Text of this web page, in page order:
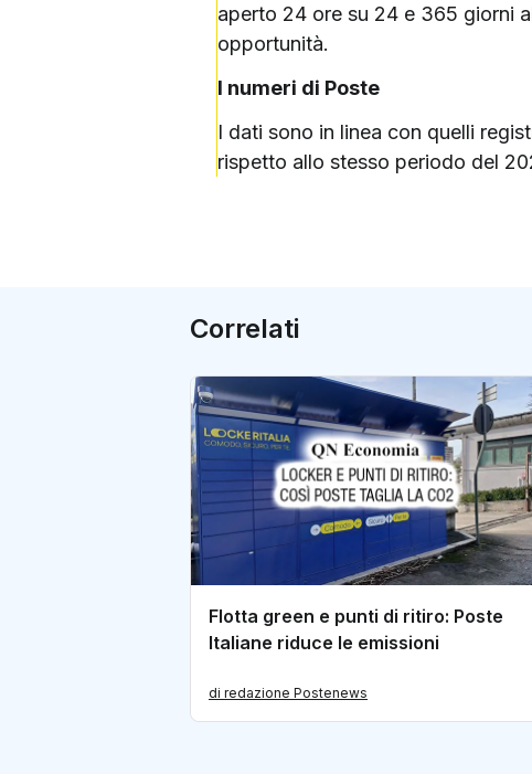
aperto 24 ore su 24 e 365 giorni
opportunità.
I numeri di Poste
I dati sono in linea con quelli
rispetto allo stesso periodo del
Correlati
Flotta green e punti di ritiro: Poste
Italiane riduce le emissioni
di redazione Postenews